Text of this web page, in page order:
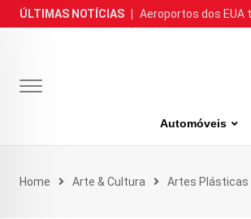
Skip
to
ÚLTIMAS NOTÍCIAS Aeroportos dos
Automóveis
Home Arte & Cultura Artes Plásticas